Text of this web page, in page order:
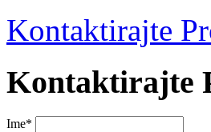
Kontaktirajte
Kontaktirajte
Ime*